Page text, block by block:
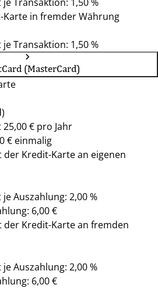
in fremder Währung
Transaktion: 1,50 %
(MasterCard)
€ pro Jahr
€ einmalig
Kredit-Karte an eigenen
Auszahlung: 2,00 %
6,00 €
der Kredit-Karte an fremden
Auszahlung: 2,00 %
6,00 €